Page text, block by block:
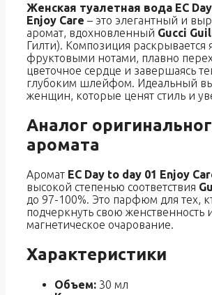
Женская туалетная вода EC
Enjoy Care – это элегантный и
аромат, вдохновленный Gucci
Гилти). Композиция раскрывается
фруктовыми нотами, плавно
цветочное сердце и завершаясь
глубоким шлейфом. Идеальный
женщин, которые ценят стиль и
Аналог
аромата
Аромат EC Day to day 01 Enjoy
высокой степенью соответствия
до 97-100%. Это парфюм для тех,
подчеркнуть свою женственность
магнетическое очарование.
Характеристики
Объем: 30 мл